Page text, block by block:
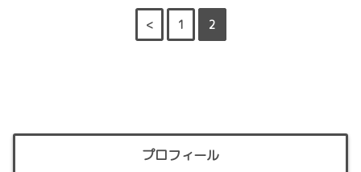
< 1 2
プロフィール